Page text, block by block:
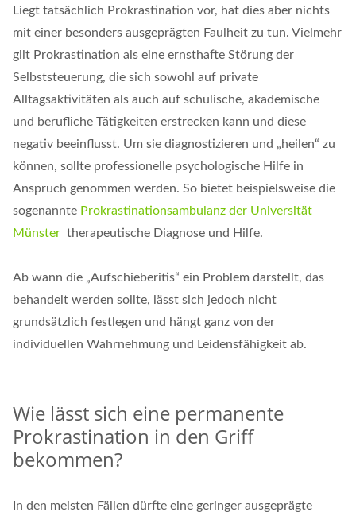
Liegt tatsächlich Prokrastination vor, hat dies aber nichts
mit einer besonders ausgeprägten Faulheit zu tun. Vielmehr
gilt Prokrastination als eine ernsthafte Störung der
Selbststeuerung, die sich sowohl auf private
Alltagsaktivitäten als auch auf schulische, akademische
und berufliche Tätigkeiten erstrecken kann und diese
negativ beeinflusst. Um sie diagnostizieren und „heilen“ zu
können, sollte professionelle psychologische Hilfe in
Anspruch genommen werden. So bietet beispielsweise die
sogenannte Prokrastinationsambulanz der Universität
Münster therapeutische Diagnose und Hilfe.
Ab wann die „Aufschieberitis“ ein Problem darstellt, das
behandelt werden sollte, lässt sich jedoch nicht
grundsätzlich festlegen und hängt ganz von der
individuellen Wahrnehmung und Leidensfähigkeit ab.
Wie lässt sich eine permanente
Prokrastination in den Griff
bekommen?
In den meisten Fällen dürfte eine geringer ausgeprägte